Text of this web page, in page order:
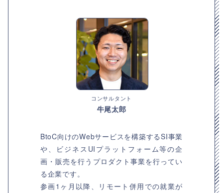
コンサルタント
牛尾太郎
BtoC向けのWebサービスを構築するSI事業
や、ビジネスUIプラットフォーム等の企
画・販売を行うプロダクト事業を行ってい
る企業です。
参画1ヶ月以降、リモート併用での就業が